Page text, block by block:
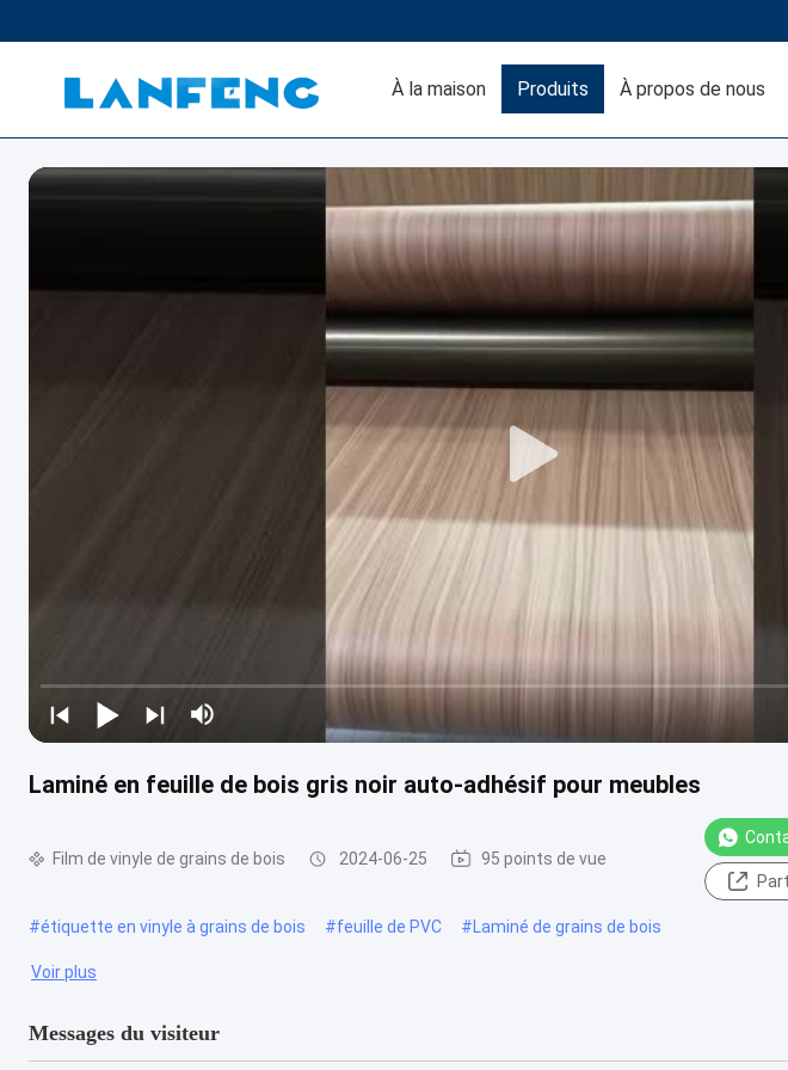
À la maison Produits À propos de nous
Laminé en feuille de bois gris noir auto-adhésif pour meubles
Film de vinyle de grains de bois 2024-06-25 95 points de vue
#étiquette en vinyle à grains de bois #feuille de PVC #Laminé de grains de bois
Voir plus
Messages du visiteur